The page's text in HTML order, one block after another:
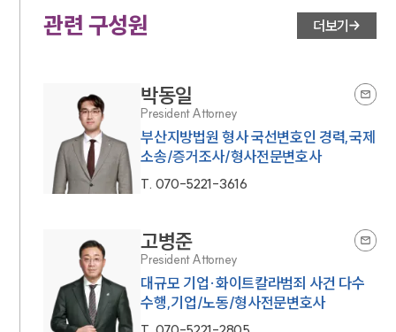
관련 구성원 더보기
박동일
President Attorney
부산지방법원 형사 국선변호인 경력,국제
소송/증거조사/형사전문변호사
T. 070-5221-3616
고병준
President Attorney
대규모 기업·화이트칼라범죄 사건 다수
수행,기업/노동/형사전문변호사